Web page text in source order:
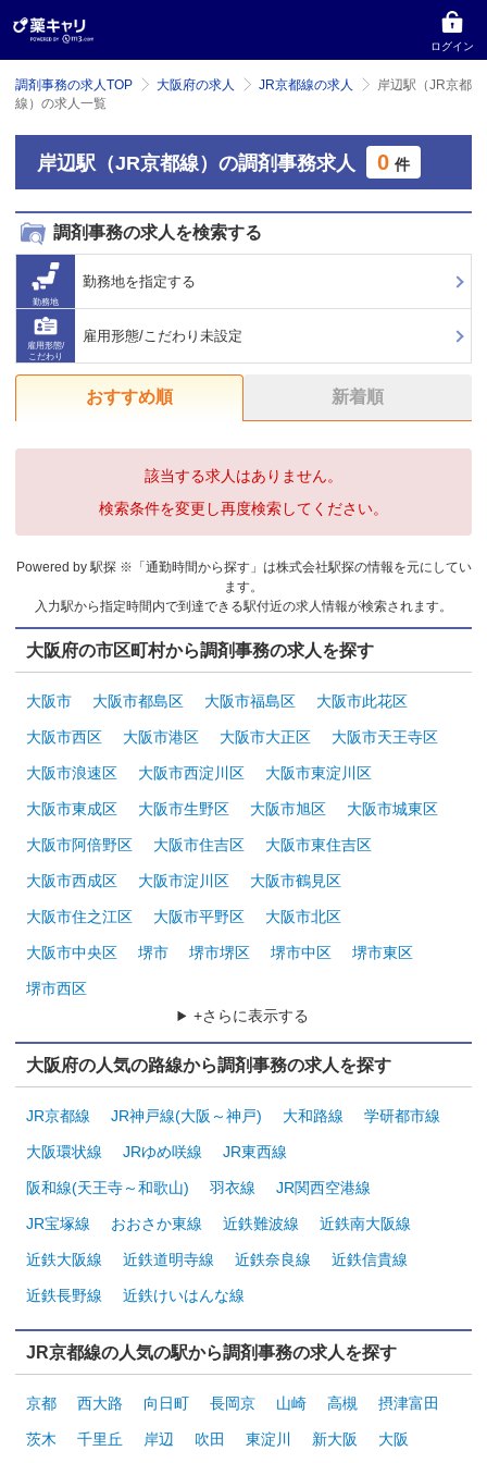
ログイン
調剤事務の求人TOP 大阪府の求人 JR京都線の求人
岸辺駅（JR京都
線）の求人一覧
岸辺駅（JR京都線）の調剤事務求人 0 件
調剤事務の求人を検索する
勤務地
勤務地を指定する
雇用形態/
こだわり
雇用形態/こだわり未設定
おすすめ順 新着順
該当する求人はありません。
検索条件を変更し再度検索してください。
Powered by 駅探 ※「通勤時間から探す」は株式会社駅探の情報を元にしてい
ます。
入力駅から指定時間内で到達できる駅付近の求人情報が検索されます。
大阪府の市区町村から調剤事務の求人を探す
大阪市 大阪市都島区 大阪市福島区 大阪市此花区
大阪市西区 大阪市港区 大阪市大正区 大阪市天王寺区
大阪市浪速区 大阪市西淀川区 大阪市東淀川区
大阪市東成区 大阪市生野区 大阪市旭区 大阪市城東区
大阪市阿倍野区 大阪市住吉区 大阪市東住吉区
大阪市西成区 大阪市淀川区 大阪市鶴見区
大阪市住之江区 大阪市平野区 大阪市北区
大阪市中央区 堺市 堺市堺区 堺市中区 堺市東区
堺市西区
+さらに表示する
大阪府の人気の路線から調剤事務の求人を探す
JR京都線 JR神戸線(大阪～神戸) 大和路線 学研都市線
大阪環状線 JRゆめ咲線 JR東西線
阪和線(天王寺～和歌山) 羽衣線 JR関西空港線
JR宝塚線 おおさか東線 近鉄難波線 近鉄南大阪線
近鉄大阪線 近鉄道明寺線 近鉄奈良線 近鉄信貴線
近鉄長野線 近鉄けいはんな線
JR京都線の人気の駅から調剤事務の求人を探す
京都 西大路 向日町 長岡京 山崎 高槻 摂津富田
茨木 千里丘 岸辺 吹田 東淀川 新大阪 大阪